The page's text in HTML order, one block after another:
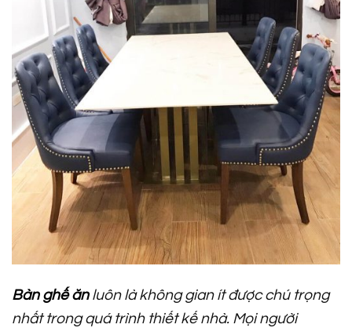
Bàn ghế ănluôn là không gian ít được chú trọng
nhất trong quá trình thiết kế nhà. Mọi người